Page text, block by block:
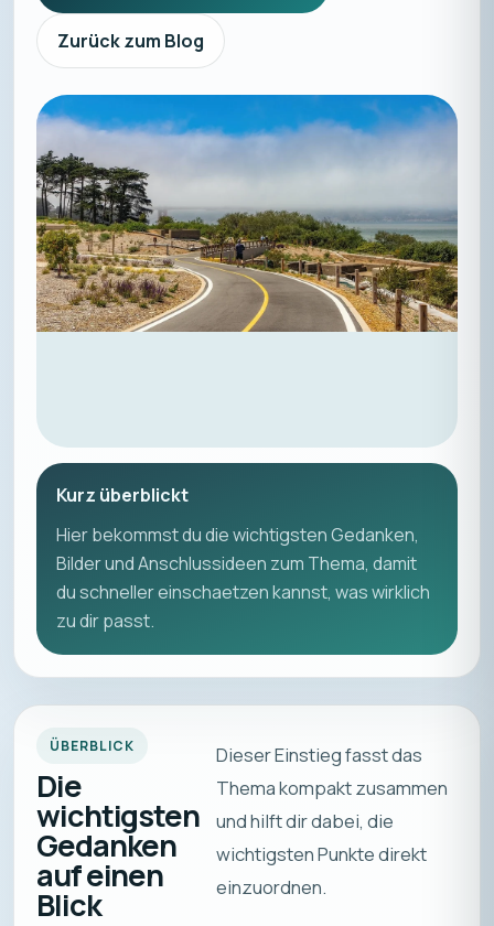
Zurück zum Blog
Kurz überblickt
Hier bekommst du die wichtigsten Gedanken,
Bilder und Anschlussideen zum Thema, damit
du schneller einschaetzen kannst, was wirklich
zu dir passt.
ÜBERBLICK
Die
wichtigsten
Gedanken
auf einen
Blick
Dieser Einstieg fasst das
Thema kompakt zusammen
und hilft dir dabei, die
wichtigsten Punkte direkt
einzuordnen.